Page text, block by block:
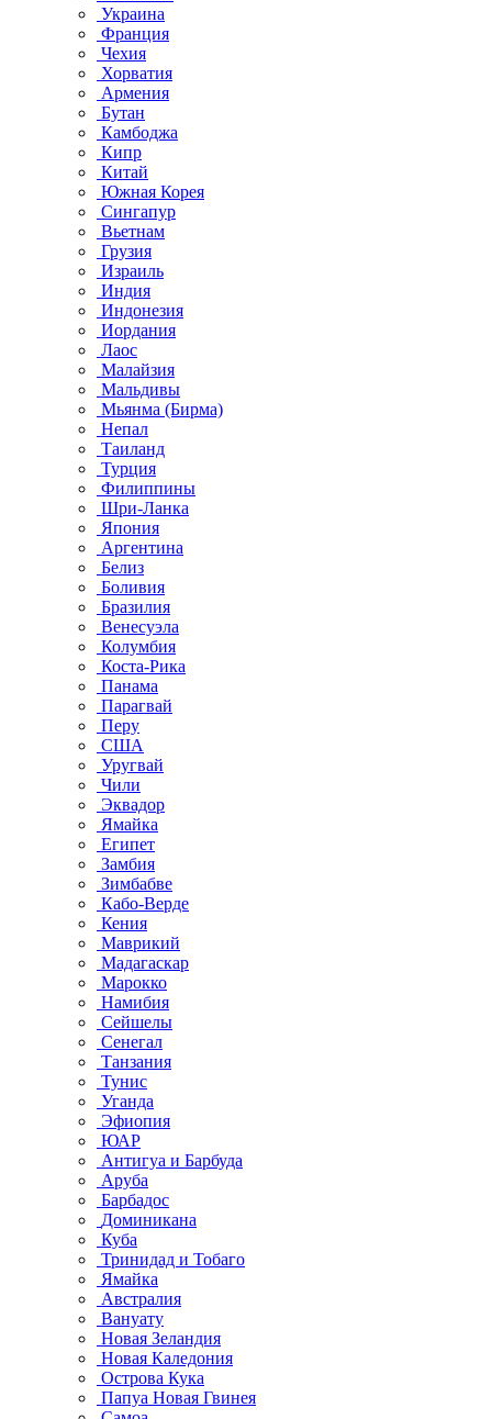
Украина
Франция
Чехия
Хорватия
Армения
Бутан
Камбоджа
Кипр
Китай
Южная Корея
Сингапур
Вьетнам
Грузия
Израиль
Индия
Индонезия
Иордания
Лаос
Малайзия
Мальдивы
Мьянма (Бирма)
Непал
Таиланд
Турция
Филиппины
Шри-Ланка
Япония
Аргентина
Белиз
Боливия
Бразилия
Венесуэла
Колумбия
Коста-Рика
Панама
Парагвай
Перу
США
Уругвай
Чили
Эквадор
Ямайка
Египет
Замбия
Зимбабве
Кабо-Верде
Кения
Маврикий
Мадагаскар
Марокко
Намибия
Сейшелы
Сенегал
Танзания
Тунис
Уганда
Эфиопия
ЮАР
Антигуа и Барбуда
Аруба
Барбадос
Доминикана
Куба
Тринидад и Тобаго
Ямайка
Австралия
Вануату
Новая Зеландия
Новая Каледония
Острова Кука
Папуа Новая Гвинея